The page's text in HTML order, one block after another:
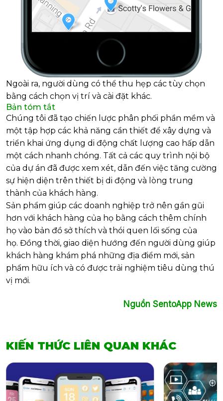
Ngoài ra, người dùng có thể thu hẹp các tùy chọn
bằng cách chọn vị trí và cài đặt khác.
Bản tóm tắt
Chúng tôi đã tạo chiến lược phân phối phần mềm và
một tập hợp các khả năng cần thiết để xây dựng và
triển khai ứng dụng di động chất lượng cao hấp dẫn
một cách nhanh chóng. Tất cả các quy trình nội bộ
của dự án đã được xem xét, dẫn đến việc tăng cường
sự hiện diện trên thiết bị di động và lòng trung
thành của khách hàng.
Sản phẩm giúp các doanh nghiệp trở nên gần gũi
hơn với khách hàng của họ bằng cách thêm chính
họ vào bản đồ sở thích và thói quen lối sống của
họ. Đồng thời, giao diện hướng đến người dùng giúp
khách hàng khám phá những địa điểm mới, sản
phẩm hữu ích và có được trải nghiệm tiêu dùng thú
vị mới.
Nguồn SentoApp News
KIẾN THỨC LIÊN QUAN KHÁC